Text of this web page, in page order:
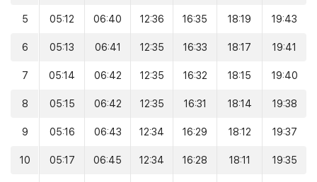
5 05:12 06:40 12:36 16:35 18:19 19:43
6 05:13 06:41 12:35 16:33 18:17 19:41
7 05:14 06:42 12:35 16:32 18:15 19:40
8 05:15 06:42 12:35 16:31 18:14 19:38
9 05:16 06:43 12:34 16:29 18:12 19:37
10 05:17 06:45 12:34 16:28 18:11 19:35